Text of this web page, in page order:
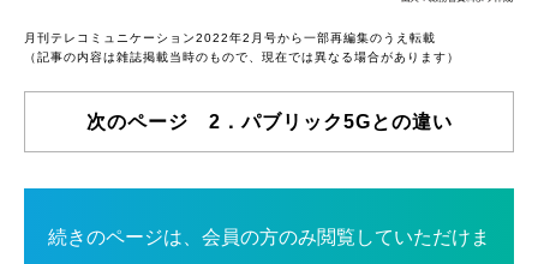
月刊テレコミュニケーション2022年2月号から一部再編集のうえ転載
（記事の内容は雑誌掲載当時のもので、現在では異なる場合があります）
次のページ 2．パブリック5Gとの違い
続きのページは、会員の方のみ閲覧していただけま